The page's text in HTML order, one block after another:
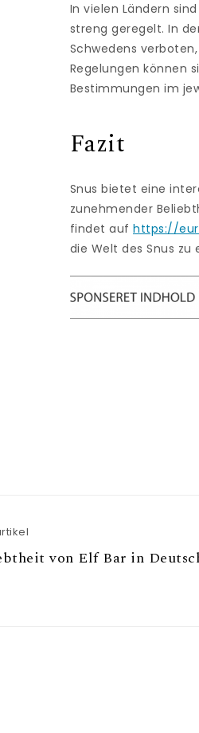
In vielen Ländern
streng geregelt. In
Schwedens
Regelungen können
Bestimmungen im
Fazit
Snus bietet eine
zunehmender
findet auf https://
die Welt des Snus
von Elf Bar in